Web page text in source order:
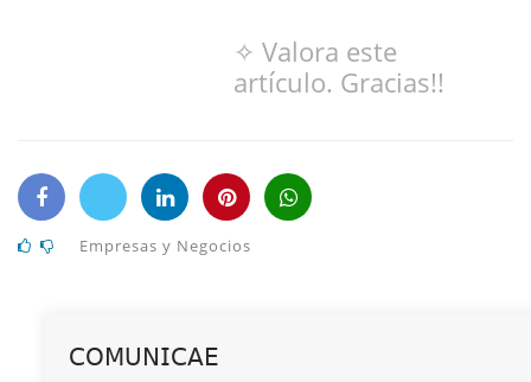
✧ Valora este
artículo. Gracias!!
Empresas y Negocios
𝖢𝖮𝖬𝖴𝖭𝖨𝖢𝖠𝖤